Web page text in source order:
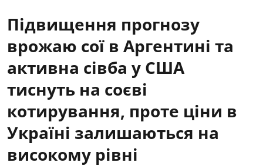
Підвищення прогнозу
врожаю сої в Аргентині та
активна сівба у США
тиснуть на соєві
котирування, проте ціни в
Україні залишаються на
високому рівні